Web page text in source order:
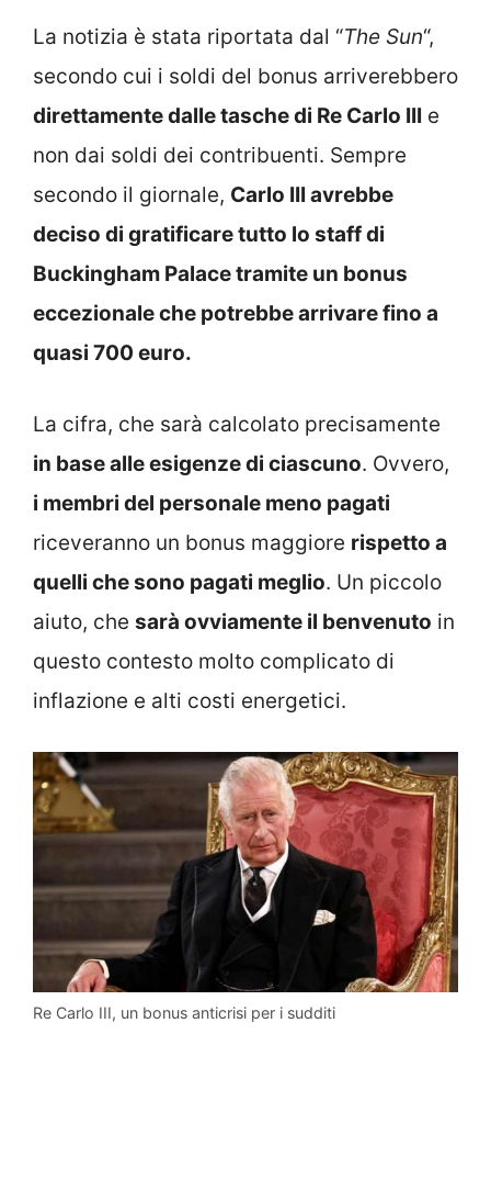
La notizia è stata riportata dal “The Sun“,
secondo cui i soldi del bonus arriverebbero
direttamente dalle tasche di Re Carlo III e
non dai soldi dei contribuenti. Sempre
secondo il giornale, Carlo III avrebbe
deciso di gratificare tutto lo staff di
Buckingham Palace tramite un bonus
eccezionale che potrebbe arrivare fino a
quasi 700 euro.
La cifra, che sarà calcolato precisamente
in base alle esigenze di ciascuno. Ovvero,
i membri del personale meno pagati
riceveranno un bonus maggiore rispetto a
quelli che sono pagati meglio. Un piccolo
aiuto, che sarà ovviamente il benvenuto in
questo contesto molto complicato di
inflazione e alti costi energetici.
Re Carlo III, un bonus anticrisi per i sudditi